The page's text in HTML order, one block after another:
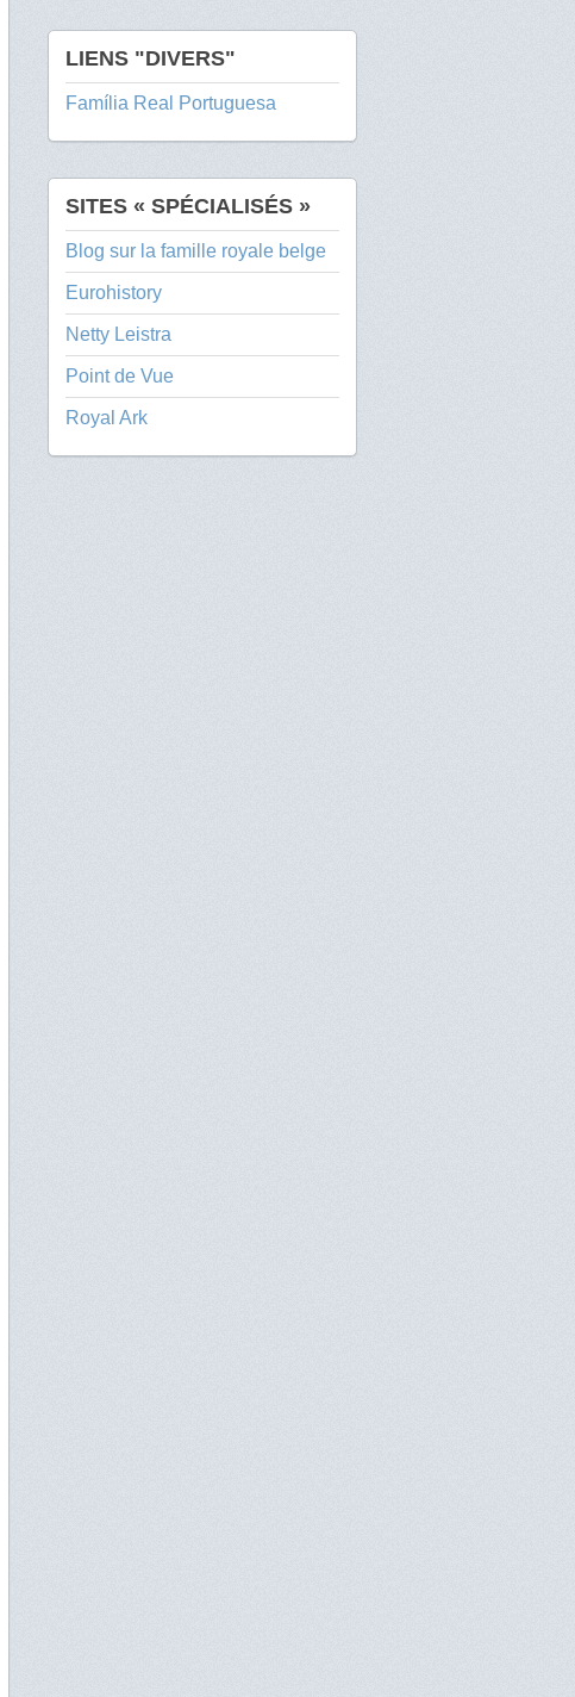
LIENS "DIVERS"
Família Real Portuguesa
SITES « SPÉCIALISÉS »
Blog sur la famille royale belge
Eurohistory
Netty Leistra
Point de Vue
Royal Ark